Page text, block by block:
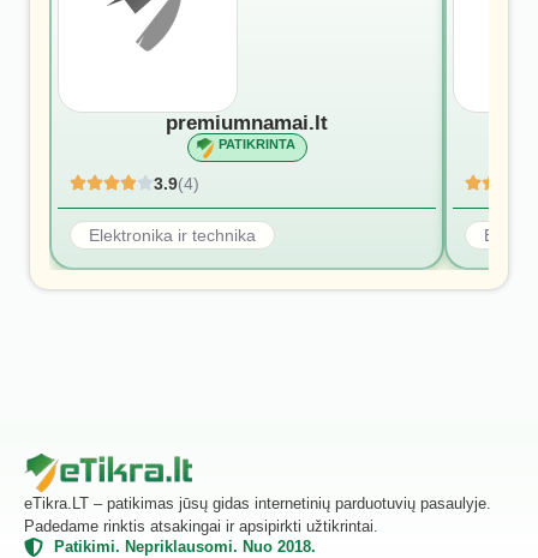
premiumnamai.lt
PATIKRINTA
3.9(4)
Elektronika ir technika
eTikra.LT – patikimas jūsų gidas internetinių parduotuvių pasaulyje.
Padedame rinktis atsakingai ir apsipirkti užtikrintai.
Patikimi. Nepriklausomi. Nuo 2018.